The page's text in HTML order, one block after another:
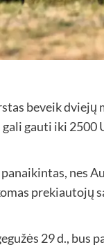
beveik dviejų
gauti iki 2500
nes
prekiautojų
29 d., bus